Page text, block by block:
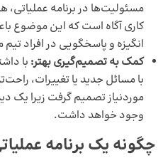
مسئولیت‌ها در برنامه عملیاتی،
کاری آگاه است که این موضوع
انگیزه و پاسخگویی در افراد
کمک به تصمیم‌گیری بهتر: با
با مسائل جدید یا تغییرات،
موردنیاز تصمیم گرفت زیرا یک
وجود خواهد داشت.
چگونه یک برنامه